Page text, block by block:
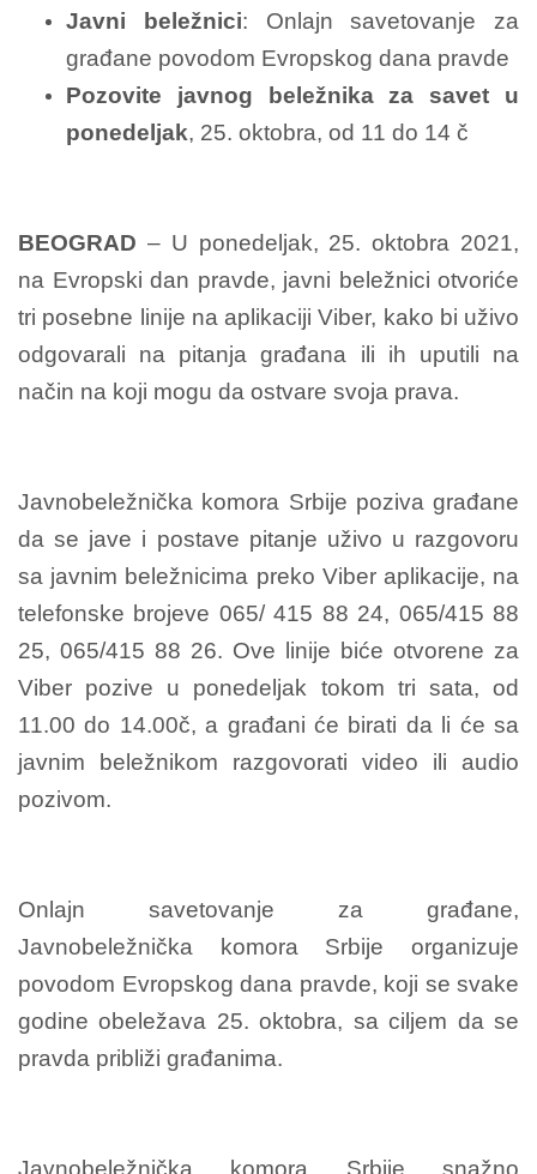
Javni beležnici: Onlajn savetovanje za
građane povodom Evropskog dana pravde
Pozovite javnog beležnika za savet u
ponedelјak, 25. oktobra, od 11 do 14 č
BEOGRAD – U ponedelјak, 25. oktobra 2021,
na Evropski dan pravde, javni beležnici otvoriće
tri posebne linije na aplikaciji Viber, kako bi uživo
odgovarali na pitanja građana ili ih uputili na
način na koji mogu da ostvare svoja prava.
Javnobeležnička komora Srbije poziva građane
da se jave i postave pitanje uživo u razgovoru
sa javnim beležnicima preko Viber aplikacije, na
telefonske brojeve 065/ 415 88 24, 065/415 88
25, 065/415 88 26. Ove linije biće otvorene za
Viber pozive u ponedelјak tokom tri sata, od
11.00 do 14.00č, a građani će birati da li će sa
javnim beležnikom razgovorati video ili audio
pozivom.
Onlajn savetovanje za građane,
Javnobeležnička komora Srbije organizuje
povodom Evropskog dana pravde, koji se svake
godine obeležava 25. oktobra, sa cilјem da se
pravda približi građanima.
Javnobeležnička komora Srbije snažno